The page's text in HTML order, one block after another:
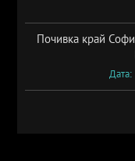
Почивка край